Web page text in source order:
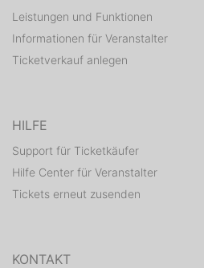
Leistungen und Funktionen
Informationen für Veranstalter
Ticketverkauf anlegen
HILFE
Support für Ticketkäufer
Hilfe Center für Veranstalter
Tickets erneut zusenden
KONTAKT